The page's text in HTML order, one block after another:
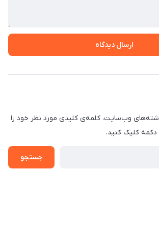
ارسال دیدگاه
وب‌سایت، کلمه‌ی کلیدی مورد نظر خود را
دکمه کلیک کنید.
جستجو